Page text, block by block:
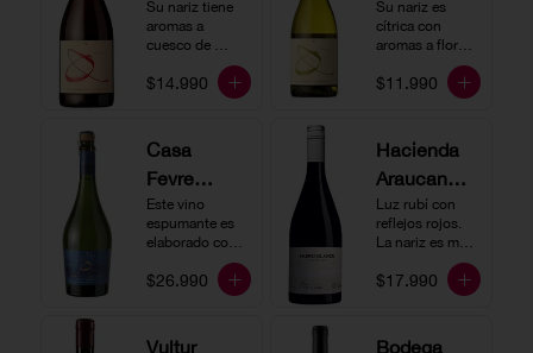
Quino
Pinot Noir
Su nariz tiene
aromas a
cuesco de
frambuesa. En
boca tiene una
es un vino muy
vertical. Ideal
para beberlo
más frío como
acompañado de
$14.990
Quino
Sauvignon
Su nariz es
cítrica con
aromas a flores
blancas y lima.
En boca tiene
vertical y de
persistencia
media. Ideal
para acompañar
con ostras.
$11.990
Casa
Fevre
Quino
Espumant
Este vino
espumante es
elaborado con
tradicional y se
produce a partir
Chardonnay y
$26.990
Hacienda
Araucano-
Lurton
Humo
Gran
Luz rubí con
reflejos rojos.
La nariz es muy
expresiva con
notas de fresa y
rico y redondo
$17.990
Vultur
Bodega